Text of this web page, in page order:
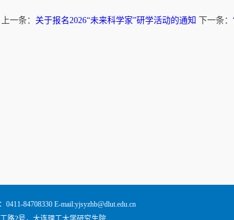
上一条： 关于报名2026“未来科学家”研学活动的通知 下一条：
84708330 E-mail:yjsyzhb@dlut.edu.cn